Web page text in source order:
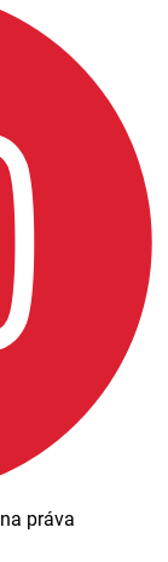
práva